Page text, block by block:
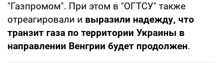
"Газпромом". При этом в "ОГТСУ" также
отреагировали и выразили надежду, что
транзит газа по территории Украины в
направлении Венгрии будет продолжен.